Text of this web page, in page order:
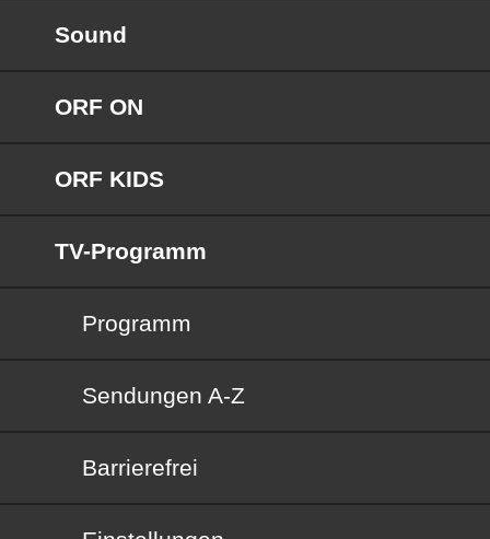
Sound
ORF ON
ORF KIDS
TV-Programm
Programm
Sendungen von A bis Z
Sendungen A-Z
Barrierefrei
Barrierefrei